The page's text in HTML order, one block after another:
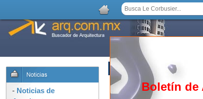
AGREGAR COMENTARIO
Boletín de
- Noticias de